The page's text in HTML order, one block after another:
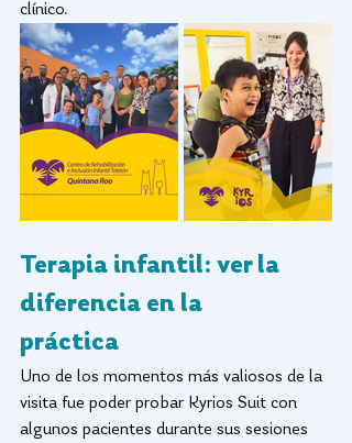
clínico.
Terapia infantil: ver la
diferencia en la
práctica
Uno de los momentos más valiosos de la
visita fue poder probar Kyrios Suit con
algunos pacientes durante sus sesiones